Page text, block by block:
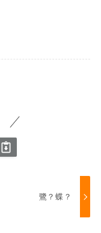
鷺？蝶？